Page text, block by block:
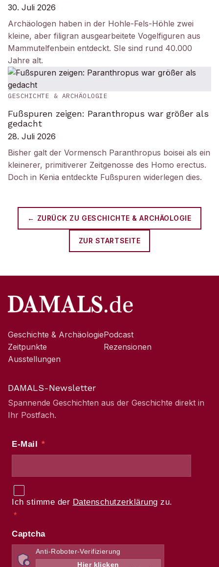
30. Juli 2026
Archäologen haben in der Hohle-Fels-Höhle zwei
kleine, aber filigran ausgearbeitete Vogelfiguren aus
Mammutelfenbein entdeckt. SIe sind rund 40.000
Jahre alt.
GESCHICHTE & ARCHÄOLOGIE
Fußspuren zeigen: Paranthropus war größer als
gedacht
28. Juli 2026
Bisher galt der Vormensch Paranthropus boisei als ein
kleinerer, primitiverer Zeitgenosse des Homo erectus.
Doch in Kenia entdeckte Fußspuren widerlegen dies.
← ZURÜCK ZU GESCHICHTE & ARCHÄOLOGIE
ZUR STARTSEITE
Geschichte & Archäologie
Zeitpunkte
Ausstellungen
Podcast
Rezensionen
DAMALS-Newsletter
Spannende Geschichten aus der Geschichte direkt in
Ihr Postfach.